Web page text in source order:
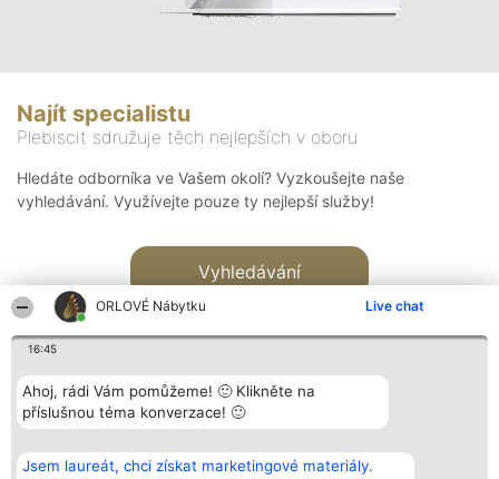
ORLOVÉ Nábytku Live chat
16:45
Ahoj, rádi Vám pomůžeme! 🙂 Klikněte na
příslušnou téma konverzace! 🙂
Jsem laureát, chci získat marketingové materiály.
Najít specialistu
Plebiscit sdružuje těch nejlepších v oboru
Hledáte odborníka ve Vašem okolí? Vyzkoušejte naše
vyhledávání. Využívejte pouze ty nejlepší služby!
Vyhledávání
Bright Side Solutions sp. z o.
o. sp. k.
Vítězové
Seznam všech
Kontakt